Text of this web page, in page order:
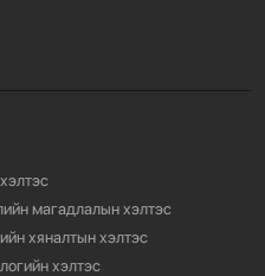
магадлалын хэлтэс
хяналтын хэлтэс
хэлтэс